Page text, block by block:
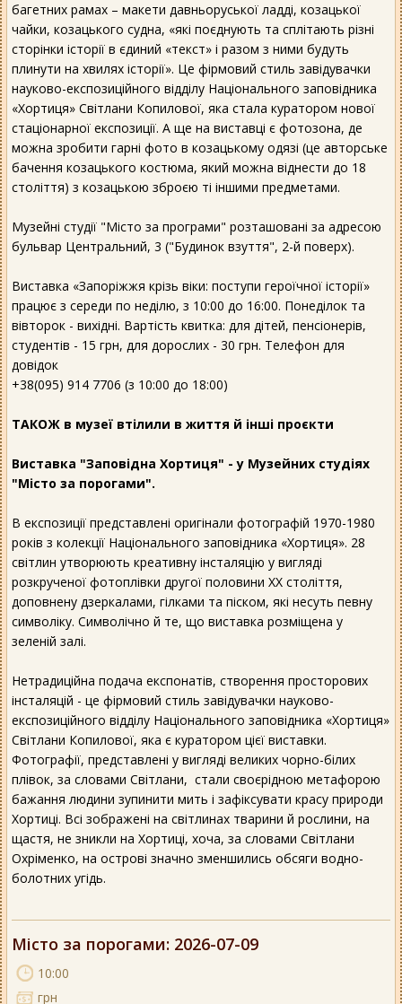
багетних рамах – макети давньоруської ладді, козацької
чайки, козацького судна, «які поєднують та сплітають різні
сторінки історії в єдиний «текст» і разом з ними будуть
плинути на хвилях історії». Це фірмовий стиль завідувачки
науково-експозиційного відділу Національного заповідника
«Хортиця» Світлани Копилової, яка стала куратором нової
стаціонарної експозиції. А ще на виставці є фотозона, де
можна зробити гарні фото в козацькому одязі (це авторське
бачення козацького костюма, який можна віднести до 18
століття) з козацькою зброєю ті іншими предметами.
Музейні студії "Місто за програми" розташовані за адресою
бульвар Центральний, 3 ("Будинок взуття", 2-й поверх).
Виставка «Запоріжжя крізь віки: поступи героїчної історії»
працює з середи по неділю, з 10:00 до 16:00. Понеділок та
вівторок - вихідні. Вартість квитка: для дітей, пенсіонерів,
студентів - 15 грн, для дорослих - 30 грн. Телефон для
довідок
+38(095) 914 7706 (з 10:00 до 18:00)
ТАКОЖ в музеї втілили в життя й інші проєкти
Виставка "Заповідна Хортиця" - у Музейних студіях
"Місто за порогами".
В експозиції представлені оригінали фотографій 1970-1980
років з колекції Національного заповідника «Хортиця». 28
світлин утворюють креативну інсталяцію у вигляді
розкрученої фотоплівки другої половини XX століття,
доповнену дзеркалами, гілками та піском, які несуть певну
символіку. Символічно й те, що виставка розміщена у
зеленій залі.
Нетрадиційна подача експонатів, створення просторових
інсталяцій - це фірмовий стиль завідувачки науково-
експозиційного відділу Національного заповідника «Хортиця»
Світлани Копилової, яка є куратором цієї виставки.
Фотографії, представлені у вигляді великих чорно-білих
плівок, за словами Світлани, стали своєрідною метафорою
бажання людини зупинити мить і зафіксувати красу природи
Хортиці. Всі зображені на світлинах тварини й рослини, на
щастя, не зникли на Хортиці, хоча, за словами Світлани
Охріменко, на острові значно зменшились обсяги водно-
болотних угідь.
Місто за порогами: 2026-07-09
10:00
грн